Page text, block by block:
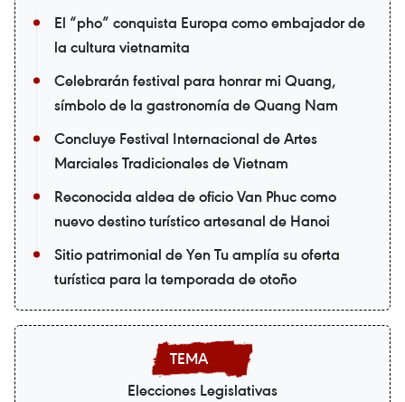
El “pho” conquista Europa como embajador de
la cultura vietnamita
Celebrarán festival para honrar mi Quang,
símbolo de la gastronomía de Quang Nam
Concluye Festival Internacional de Artes
Marciales Tradicionales de Vietnam
Reconocida aldea de oficio Van Phuc como
nuevo destino turístico artesanal de Hanoi
Sitio patrimonial de Yen Tu amplía su oferta
turística para la temporada de otoño
Elecciones Legislativas